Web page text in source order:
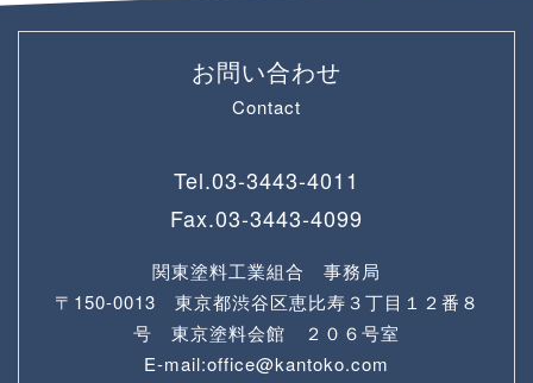
お問い合わせ
Contact
Tel.03-3443-4011
Fax.03-3443-4099
関東塗料工業組合 事務局
〒150-0013 東京都渋谷区恵比寿３丁目１２番８
号 東京塗料会館 ２０６号室
E-mail:office@kantoko.com